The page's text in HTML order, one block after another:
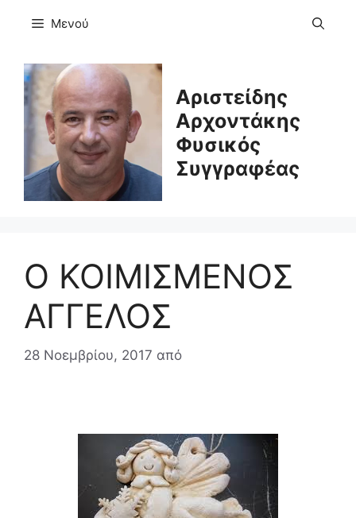
Μενού
Αριστείδης
Αρχοντάκης
Φυσικός
Συγγραφέας
Ο ΚΟΙΜΙΣΜΕΝΟΣ
ΑΓΓΕΛΟΣ
28 Νοεμβρίου, 2017 από